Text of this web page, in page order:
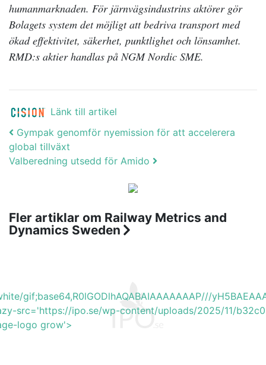
humanmarknaden. För järnvägsindustrins aktörer gör
Bolagets system det möjligt att bedriva transport med
ökad effektivitet, säkerhet, punktlighet och lönsamhet.
RMD:s aktier handlas på NGM Nordic SME.
Länk till artikel
Post navigation
Gympak genomför nyemission för att accelerera
global tillväxt
Valberedning utsedd för Amido
Fler artiklar om Railway Metrics and
Dynamics Sweden
gif;base64,R0lGODlhAQABAIAAAAAAAP///
src='https://ipo.se/wp-content/uploads/2025/11/
logo grow'>